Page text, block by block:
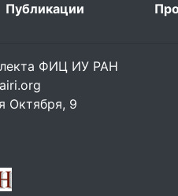
Публикации
ФИЦ ИУ РАН
Октября, 9